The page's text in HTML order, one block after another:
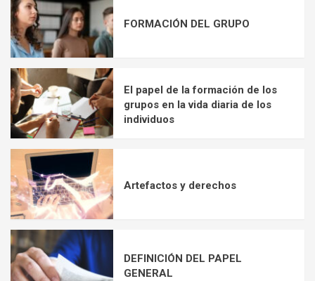
FORMACIÓN DEL GRUPO
El papel de la formación de los
grupos en la vida diaria de los
individuos
Artefactos y derechos
DEFINICIÓN DEL PAPEL
GENERAL